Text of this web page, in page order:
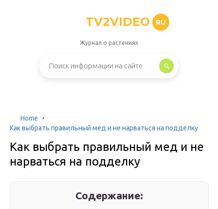
TV2VIDEO RU
Журнал о растениях
Home
Как выбрать правильный мед и не нарваться на подделку
Как выбрать правильный мед и не
нарваться на подделку
Содержание: